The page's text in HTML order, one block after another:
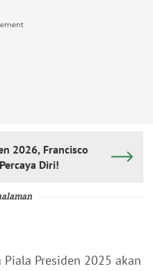
2026, Francisco
Diri!
Presiden 2025 akan